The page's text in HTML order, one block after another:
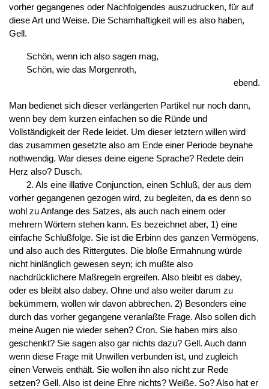
vorher gegangenes oder Nachfolgendes auszudrucken, für auf
diese Art und Weise. Die Schamhaftigkeit will es also haben,
Gell.
Schön, wenn ich also sagen mag,
Schön, wie das Morgenroth,
ebend.
Man bedienet sich dieser verlängerten Partikel nur noch dann,
wenn bey dem kurzen einfachen so die Ründe und
Vollständigkeit der Rede leidet. Um dieser letztern willen wird
das zusammen gesetzte also am Ende einer Periode beynahe
nothwendig. War dieses deine eigene Sprache? Redete dein
Herz also? Dusch.
2. Als eine illative Conjunction, einen Schluß, der aus dem
vorher gegangenen gezogen wird, zu begleiten, da es denn so
wohl zu Anfange des Satzes, als auch nach einem oder
mehrern Wörtern stehen kann. Es bezeichnet aber, 1) eine
einfache Schlußfolge. Sie ist die Erbinn des ganzen Vermögens,
und also auch des Rittergutes. Die bloße Ermahnung würde
nicht hinlänglich gewesen seyn; ich mußte also
nachdrücklichere Maßregeln ergreifen. Also bleibt es dabey,
oder es bleibt also dabey. Ohne und also weiter darum zu
bekümmern, wollen wir davon abbrechen. 2) Besonders eine
durch das vorher gegangene veranlaßte Frage. Also sollen dich
meine Augen nie wieder sehen? Cron. Sie haben mirs also
geschenkt? Sie sagen also gar nichts dazu? Gell. Auch dann
wenn diese Frage mit Unwillen verbunden ist, und zugleich
einen Verweis enthält. Sie wollen ihn also nicht zur Rede
setzen? Gell. Also ist deine Ehre nichts? Weiße. So? Also hat er